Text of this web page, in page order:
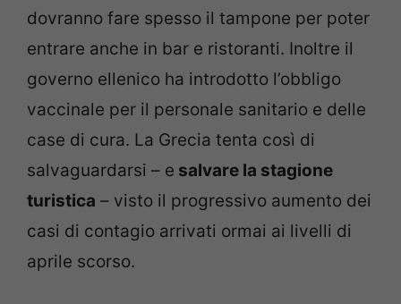
dovranno fare spesso il tampone per poter
entrare anche in bar e ristoranti. Inoltre il
governo ellenico ha introdotto l’obbligo
vaccinale per il personale sanitario e delle
case di cura. La Grecia tenta così di
salvaguardarsi – e salvare la stagione
turistica – visto il progressivo aumento dei
casi di contagio arrivati ormai ai livelli di
aprile scorso.